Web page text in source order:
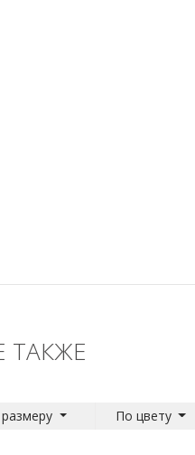
ТАКЖЕ
По цвету